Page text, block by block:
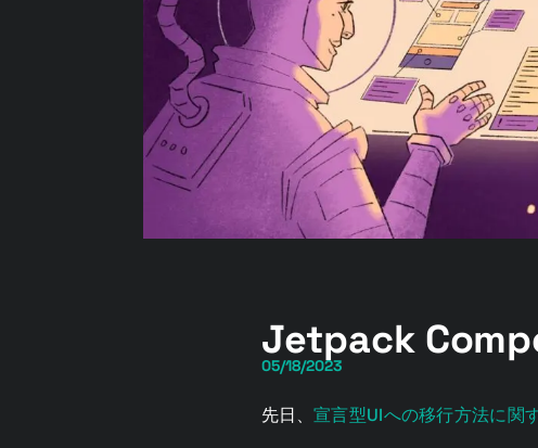
Jetpack
05/18/2023
先日、 宣言型UIへの移行方法に関